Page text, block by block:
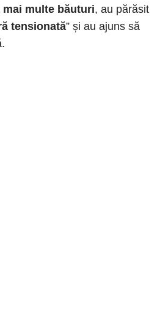
multe băuturi, au părăsit
tensionată” și au ajuns să